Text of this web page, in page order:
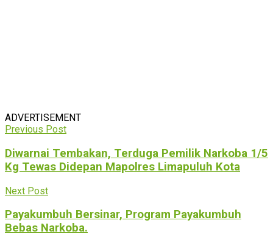
ADVERTISEMENT
Previous Post
Diwarnai Tembakan, Terduga Pemilik Narkoba 1/5
Kg Tewas Didepan Mapolres Limapuluh Kota
Next Post
Payakumbuh Bersinar, Program Payakumbuh
Bebas Narkoba.